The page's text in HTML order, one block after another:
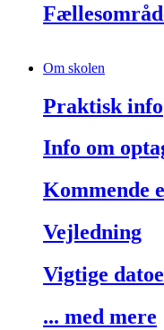
Om skolen
Praktisk info
Info om
Kommende
Vejledning
Vigtige
... med mere